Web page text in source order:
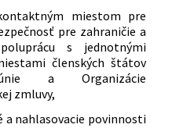
miestom pre
pre zahraničie a
s jednotnými
členských štátov
a Organizácie
zmluvy,
nahlasovacie povinnosti